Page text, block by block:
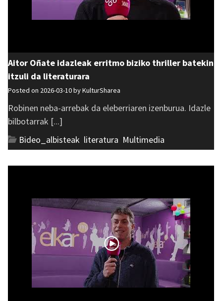
Aitor Oñate idazleak erritmo biziko thriller batekin
itzuli da literaturara
Posted on 2026-03-10 byKulturSharea
Robinen neba-arrebak da eleberriaren izenburua. Idazle
bilbotarrak [...]
Bideo_albisteak literatura Multimedia